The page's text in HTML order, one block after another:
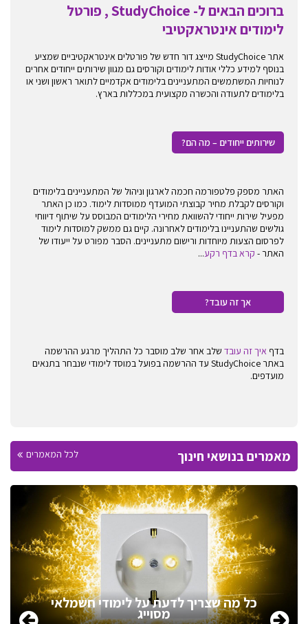
ברוכים הבאים ל- StudyChoice , פורטל
לימודים אינטראקטיבי
אתר StudyChoice מייצג דור חדש של פורטלים אינטראקטיביים שמציע
בנוסף למידע כללי אודות לימודים וקורסים גם מגוון שירותים ייחודים אחרים
לנוחיות המשתמשים המתעניינים בלימודים אקדמיים לתואר ראשון ושני או
בלימודים לתעודה והכשרה מקצועית במכללות בארץ.
שירותים ייחודים – מה הם?
האתר מספק פלטפורמה חכמה לארגון וניהול של המתעניינים בלימודים
וקורסים לקבלת מחיר קבוצתי המועדף ממוסדות לימוד. כמו כן האתר
מפעיל שירות ייחודי להשוואת מחירי הלימודים המבוסס על שיתוף דיווחי
גולשים שהתעניינו בלימודים לאחרונה. קיים גם ממשק למוסדות לימוד
לפרסום הצעות מיוחדות ורישום מתעניינים. הסבר מפורט על ייעודו של
האתר - קרא בדף רקע...
אך זה עובד?
בדף איך זה עובד שלב אחר שלב מוסבר כל התהליך מרגע ההרשמה
באתר StudyChoice עד ההרשמה בפועל במוסד לימודי שנבחר בתנאים
מועדפים.
מאמרים בנושאי חינוך לכל המאמרים
כל מה שצריך לדעת על לימודי חשמלאי
מסוייג